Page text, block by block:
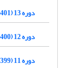
دوره 13 (1401)
دوره 12 (1400)
دوره 11 (1399)